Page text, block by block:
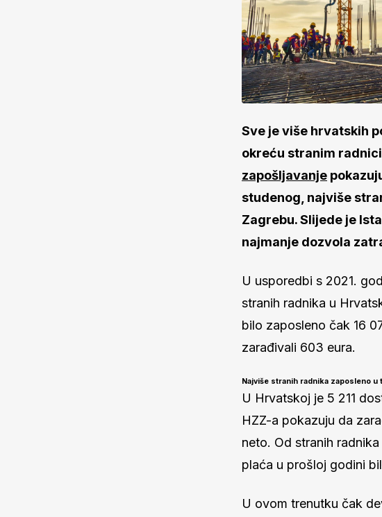
Sve je više hrvatskih
okreću stranim
zapošljavanje
studenog, najviše
Zagrebu. Slijede je
najmanje dozvola
U usporedbi s 2021.
stranih radnika u
bilo zaposleno čak 16
zarađivali 603 eura.
Najviše stranih radnika zaposleno u
U Hrvatskoj je 5 211
HZZ-a pokazuju da
neto. Od stranih
plaća u prošloj godini
U ovom trenutku čak